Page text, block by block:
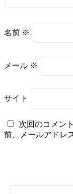
名前 ※
メール ※
サイト
次回のコメン
前、メールアドレ